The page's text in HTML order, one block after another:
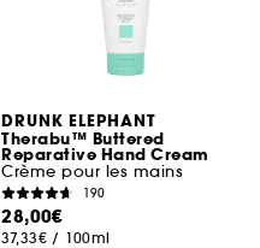
DRUNK ELEPHANT
Therabu™ Buttered
Reparative Hand Cream
Crème pour les mains
190
28,00€
37,33€ / 100ml